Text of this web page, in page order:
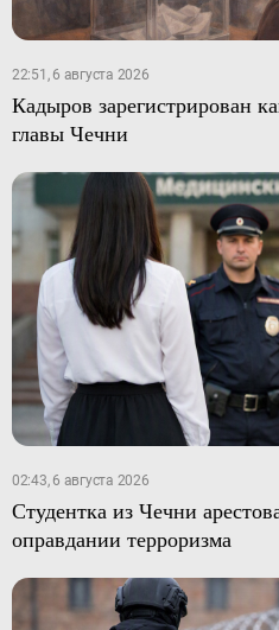
22:51, 6 августа 2026
Кадыров зарегистрирован
главы Чечни
02:43, 6 августа 2026
Студентка из Чечни
оправдании терроризма